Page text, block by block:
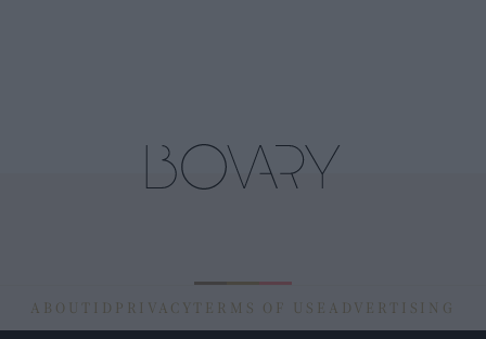
ABOUT ID PRIVACY TERMS OF USE ADVERTISING